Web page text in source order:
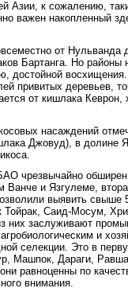
Азии, к сожалению,
важен накопленный
от
Бартанга. Но районы
достойной
привитых деревьев,
от кишлака
насаждений
Джовуд), в долине
чрезвычайно
Ванче и Язгулеме,
выявить свыше
Тойрак, Саид-Мосум,
них заслуживают
и
селекции. Это в
Машпок, Дараги,
равноценны по
внимания.